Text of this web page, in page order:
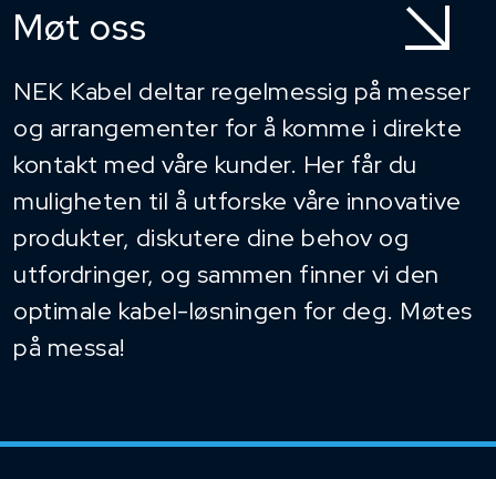
Møt oss
NEK Kabel deltar regelmessig på messer
og arrangementer for å komme i direkte
kontakt med våre kunder. Her får du
muligheten til å utforske våre innovative
produkter, diskutere dine behov og
utfordringer, og sammen finner vi den
optimale kabel-løsningen for deg. Møtes
på messa!